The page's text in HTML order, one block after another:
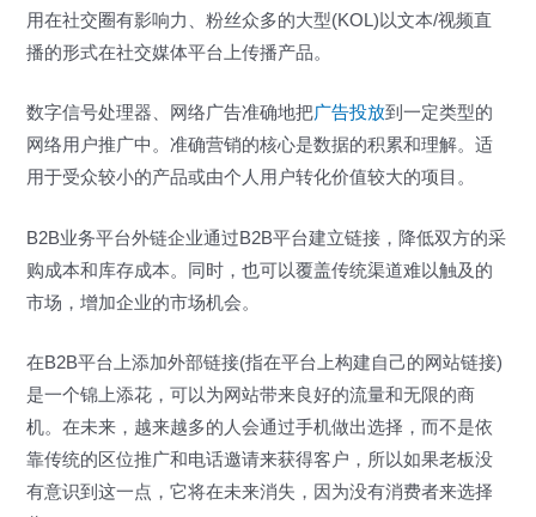
用在社交圈有影响力、粉丝众多的大型(KOL)以文本/视频直
播的形式在社交媒体平台上传播产品。
数字信号处理器、网络广告准确地把广告投放到一定类型的
网络用户推广中。准确营销的核心是数据的积累和理解。适
用于受众较小的产品或由个人用户转化价值较大的项目。
B2B业务平台外链企业通过B2B平台建立链接，降低双方的采
购成本和库存成本。同时，也可以覆盖传统渠道难以触及的
市场，增加企业的市场机会。
在B2B平台上添加外部链接(指在平台上构建自己的网站链接)
是一个锦上添花，可以为网站带来良好的流量和无限的商
机。在未来，越来越多的人会通过手机做出选择，而不是依
靠传统的区位推广和电话邀请来获得客户，所以如果老板没
有意识到这一点，它将在未来消失，因为没有消费者来选择